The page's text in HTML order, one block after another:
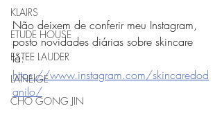
KLAIRS
ETUDE HOUSE
ESTEE LAUDER
LANEIGE
CHO GONG JIN
Não deixem de conferir meu Instagram,
posto novidades diárias sobre skincare
lá:
https://www.instagram.com/skincaredod
anilo/